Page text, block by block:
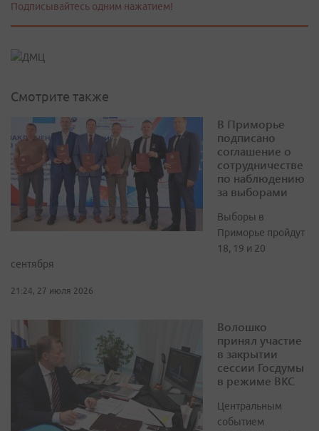
Подписывайтесь одним нажатием!
Смотрите также
В Приморье
подписано
соглашение о
сотрудничестве
по наблюдению
за выборами
Выборы в
Приморье пройдут
18, 19 и 20
сентября
21:24, 27 июля 2026
Волошко
принял участие
в закрытии
сессии Госдумы
в режиме ВКС
Центральным
событием